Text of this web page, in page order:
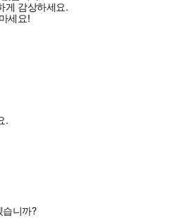
게 감상하세요.
세요!
.
습니까?